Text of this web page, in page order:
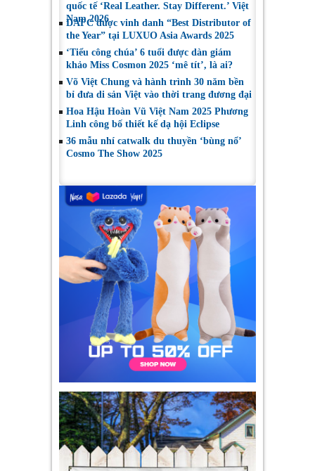
quốc tế ‘Real Leather. Stay Different.’ Việt
Nam 2026
DAFC được vinh danh “Best Distributor of
the Year” tại LUXUO Asia Awards 2025
‘Tiểu công chúa’ 6 tuổi được dàn giám
khảo Miss Cosmon 2025 ‘mê tít’, là ai?
Võ Việt Chung và hành trình 30 năm bền
bỉ đưa di sản Việt vào thời trang đương đại
Hoa Hậu Hoàn Vũ Việt Nam 2025 Phương
Linh công bố thiết kế dạ hội Eclipse
36 mẫu nhí catwalk du thuyền ‘bùng nổ’
Cosmo The Show 2025